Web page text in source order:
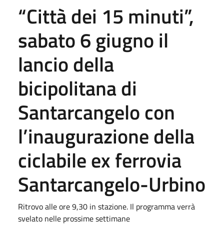
“Città dei 15 minuti”,
sabato 6 giugno il
lancio della
bicipolitana di
Santarcangelo con
l’inaugurazione della
ciclabile ex ferrovia
Santarcangelo-Urbino
Ritrovo alle ore 9,30 in stazione. Il programma verrà
svelato nelle prossime settimane